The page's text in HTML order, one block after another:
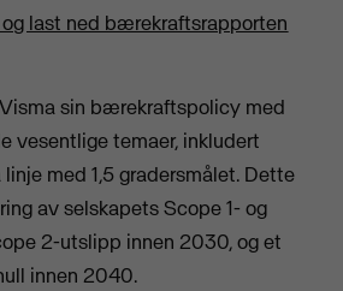
last ned bærekraftsrapporten
sin bærekraftspolicy med
vesentlige temaer, inkludert
med 1,5 gradersmålet. Dette
av selskapets Scope 1- og
2-utslipp innen 2030, og et
innen 2040.